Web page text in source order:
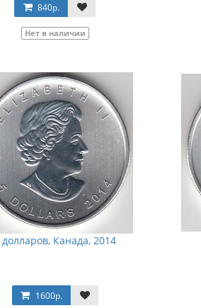
840р.
Нет в наличии
долларов, Канада, 2014
1600р.